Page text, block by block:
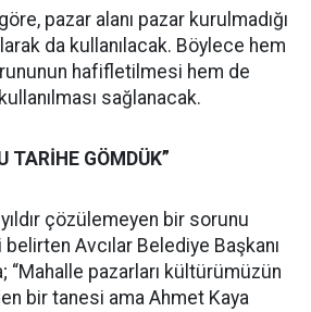
pazar alanı pazar kurulmadığı
da kullanılacak. Böylece hem
hafifletilmesi hem de
sağlanacak.
TARİHE GÖMDÜK”
çözülemeyen bir sorunu
Avcılar Belediye Başkanı
“Mahalle pazarları kültürümüzün
bir tanesi ama Ahmet Kaya